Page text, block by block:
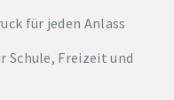
für jeden Anlass
Schule, Freizeit und